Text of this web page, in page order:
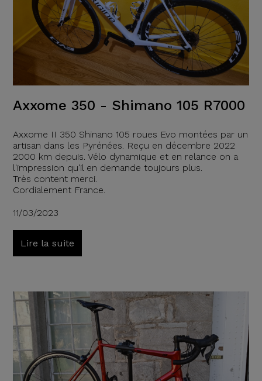
Axxome 350 - Shimano 105 R7000
Axxome II 350 Shinano 105 roues Evo montées par un
artisan dans les Pyrénées. Reçu en décembre 2022
2000 km depuis. Vélo dynamique et en relance on a
l'impression qu'il en demande toujours plus.
Très content merci.
Cordialement France.
11/03/2023
Lire la suite